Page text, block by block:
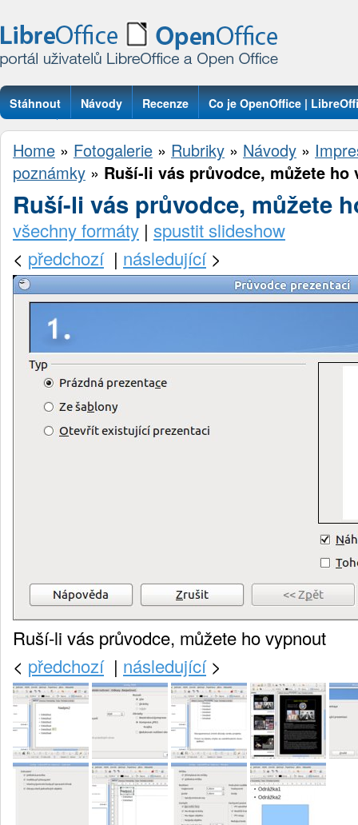
Stáhnout Návody Recenze Co je OpenOffice |
Otázky
Home » Fotogalerie » Rubriky » Návody »
poznámky » Ruší-li vás průvodce, můžete ho
Ruší-li vás průvodce, můžete
všechny formáty | spustit slideshow
< předchozí| následující>
Ruší-li vás průvodce, můžete ho vypnout
< předchozí| následující>